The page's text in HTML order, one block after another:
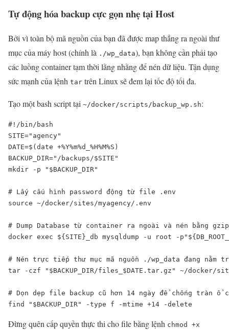
Tự động hóa backup cực gọn nhẹ tại Host
Bởi vì toàn bộ mã nguồn của bạn đã được map thẳng ra ngoài thư
mục của máy host (chính là ./wp_data), bạn không cần phải tạo
các luồng container tạm thời lằng nhằng để nén dữ liệu. Tận dụng
sức mạnh của lệnh tar trên Linux sẽ đem lại tốc độ tối đa.
Tạo một bash script tại ~/docker/scripts/backup_wp.sh:
#!/bin/bash
SITE="agency"
DATE=$(date +%Y%m%d_%H%M%S)
BACKUP_DIR="/backups/$SITE"
mkdir -p "$BACKUP_DIR"
# Lấy cấu hình password động từ file .env
source ~/docker/sites/myagency/.env
# Dump Database từ container ra ngoài và nén bằng gzip
docker exec ${SITE}_db mysqldump -u root -
# Nén trực tiếp thư mục mã nguồn ./wp_data đang nằm
tar -czf "$BACKUP_DIR/files_$DATE.tar.gz" ~/docker/
# Dọn dẹp file backup cũ hơn 14 ngày để chống tràn ổ
find "$BACKUP_DIR" -type f -mtime +14 -delete
Đừng quên cấp quyền thực thi cho file bằng lệnh chmod +x